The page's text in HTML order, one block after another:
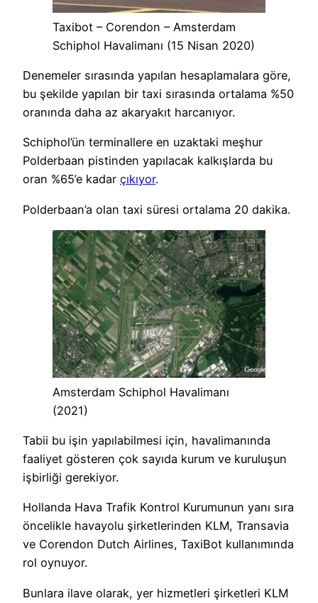
Taxibot – Corendon – Amsterdam
Schiphol Havalimanı (15 Nisan 2020)
Denemeler sırasında yapılan hesaplamalara göre,
bu şekilde yapılan bir taxi sırasında ortalama %50
oranında daha az akaryakıt harcanıyor.
Schiphol’ün terminallere en uzaktaki meşhur
Polderbaan pistinden yapılacak kalkışlarda bu
oran %65’e kadar çıkıyor.
Polderbaan’a olan taxi süresi ortalama 20 dakika.
Amsterdam Schiphol Havalimanı
(2021)
Tabii bu işin yapılabilmesi için, havalimanında
faaliyet gösteren çok sayıda kurum ve kuruluşun
işbirliği gerekiyor.
Hollanda Hava Trafik Kontrol Kurumunun yanı sıra
öncelikle havayolu şirketlerinden KLM, Transavia
ve Corendon Dutch Airlines, TaxiBot kullanımında
rol oynuyor.
Bunlara ilave olarak, yer hizmetleri şirketleri KLM